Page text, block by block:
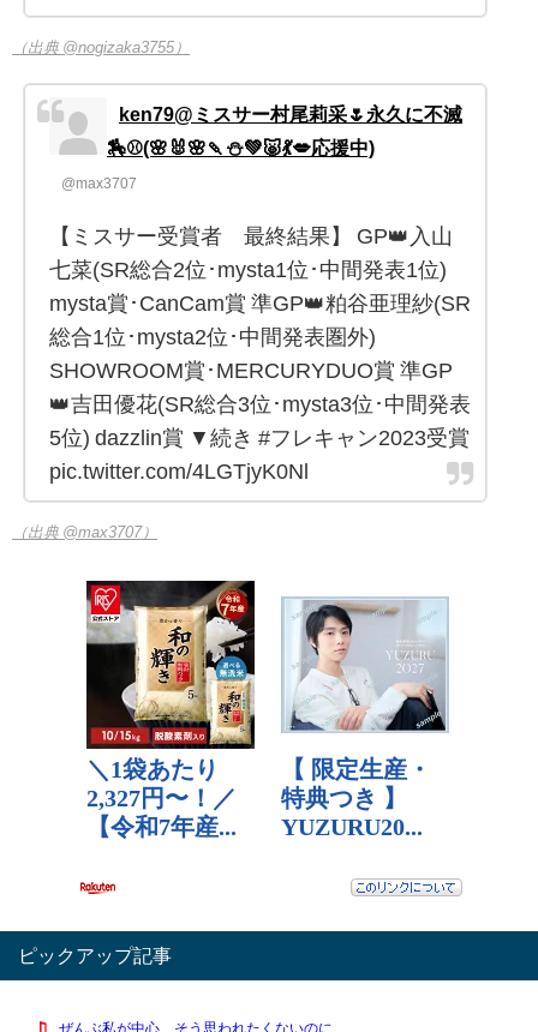
（出典 @nogizaka3755）
ken79@ミスサー村尾莉采🌷永久に不滅
🏇⚾(🌸🐰🌸🍡⛄💚🐷💃💋応援中)
@max3707
【ミスサー受賞者 最終結果】 GP👑入山
七菜(SR総合2位･mysta1位･中間発表1位)
mysta賞･CanCam賞 準GP👑粕谷亜理紗(SR
総合1位･mysta2位･中間発表圏外)
SHOWROOM賞･MERCURYDUO賞 準GP
👑吉田優花(SR総合3位･mysta3位･中間発表
5位) dazzlin賞 ▼続き #フレキャン2023受賞
pic.twitter.com/4LGTjyK0Nl
（出典 @max3707）
ピックアップ記事